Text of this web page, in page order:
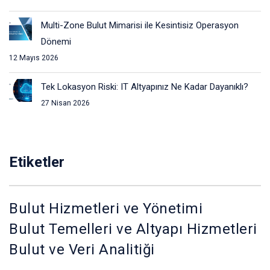
gerçekten büyük.
Bulutta GPU Kullanımının Öne Çıkan Avantajları
Bulut GPU çözümlerinin en büyük gücü, sadece performans
değil. Aynı zamanda esneklik, maliyet kontrolü ve hızlı
aksiyonkazandırması.
GPU’ya ihtiyaç duyduğunuz gün “hemen” başlamanız
Bulutta GPU ile günlerce hatta haftalarca donanım
beklemek yerine, çok daha hızlı bir şekilde sistemi hazır
• Proje başlayacak → GPU hazır
• Kampanya yetişecek → GPU hazır
Multi-Zone Bulut Mimarisi ile Kesintisiz Operasyon
Dönemi
12 Mayıs 2026
Tek Lokasyon Riski: IT Altyapınız Ne Kadar Dayanıklı?
27 Nisan 2026
Etiketler
Bulut Hizmetleri ve Yönetimi
Bulut Temelleri ve Altyapı Hizmetleri
Bulut ve Veri Analitiği